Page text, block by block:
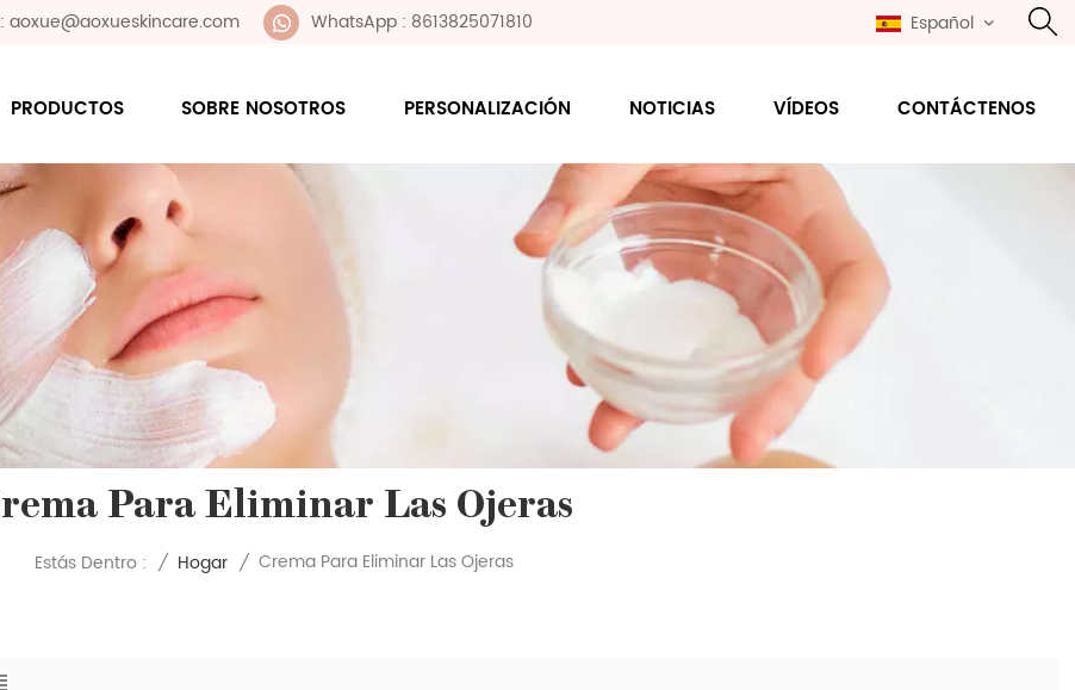
aoxue@aoxueskincare.com WhatsApp : 8613825071810 Español
PRODUCTOS SOBRE NOSOTROS PERSONALIZACIÓN NOTICIAS VÍDEOS CONTÁCTENOS
Para Eliminar Las Ojeras
Estás Dentro : / Hogar / Crema Para Eliminar Las Ojeras